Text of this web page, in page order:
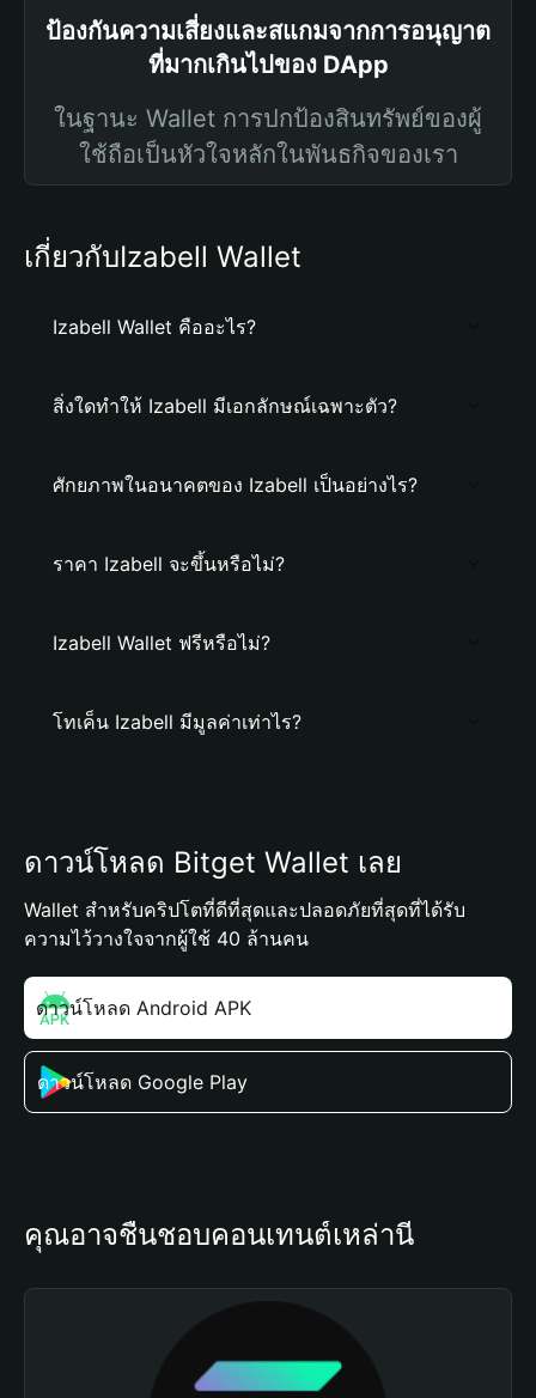
ป้องกันความเสี่ยงและสแกมจากการอนุญาต
ที่มากเกินไปของ DApp
ในฐานะ Wallet การปกป้องสินทรัพย์ของผู้
ใช้ถือเป็นหัวใจหลักในพันธกิจของเรา
เกี่ยวกับIzabell Wallet
Izabell Wallet คืออะไร?
สิ่งใดทำให้ Izabell มีเอกลักษณ์เฉพาะตัว?
ศักยภาพในอนาคตของ Izabell เป็นอย่างไร?
ราคา Izabell จะขึ้นหรือไม่?
Izabell Wallet ฟรีหรือไม่?
โทเค็น Izabell มีมูลค่าเท่าไร?
ดาวน์โหลด Bitget Wallet เลย
Wallet สำหรับคริปโตที่ดีที่สุดและปลอดภัยที่สุดที่ได้รับ
ความไว้วางใจจากผู้ใช้ 40 ล้านคน
ดาวน์โหลด Android APK
ดาวน์โหลด Google Play
คุณอาจชื่นชอบคอนเทนต์เหล่านี้